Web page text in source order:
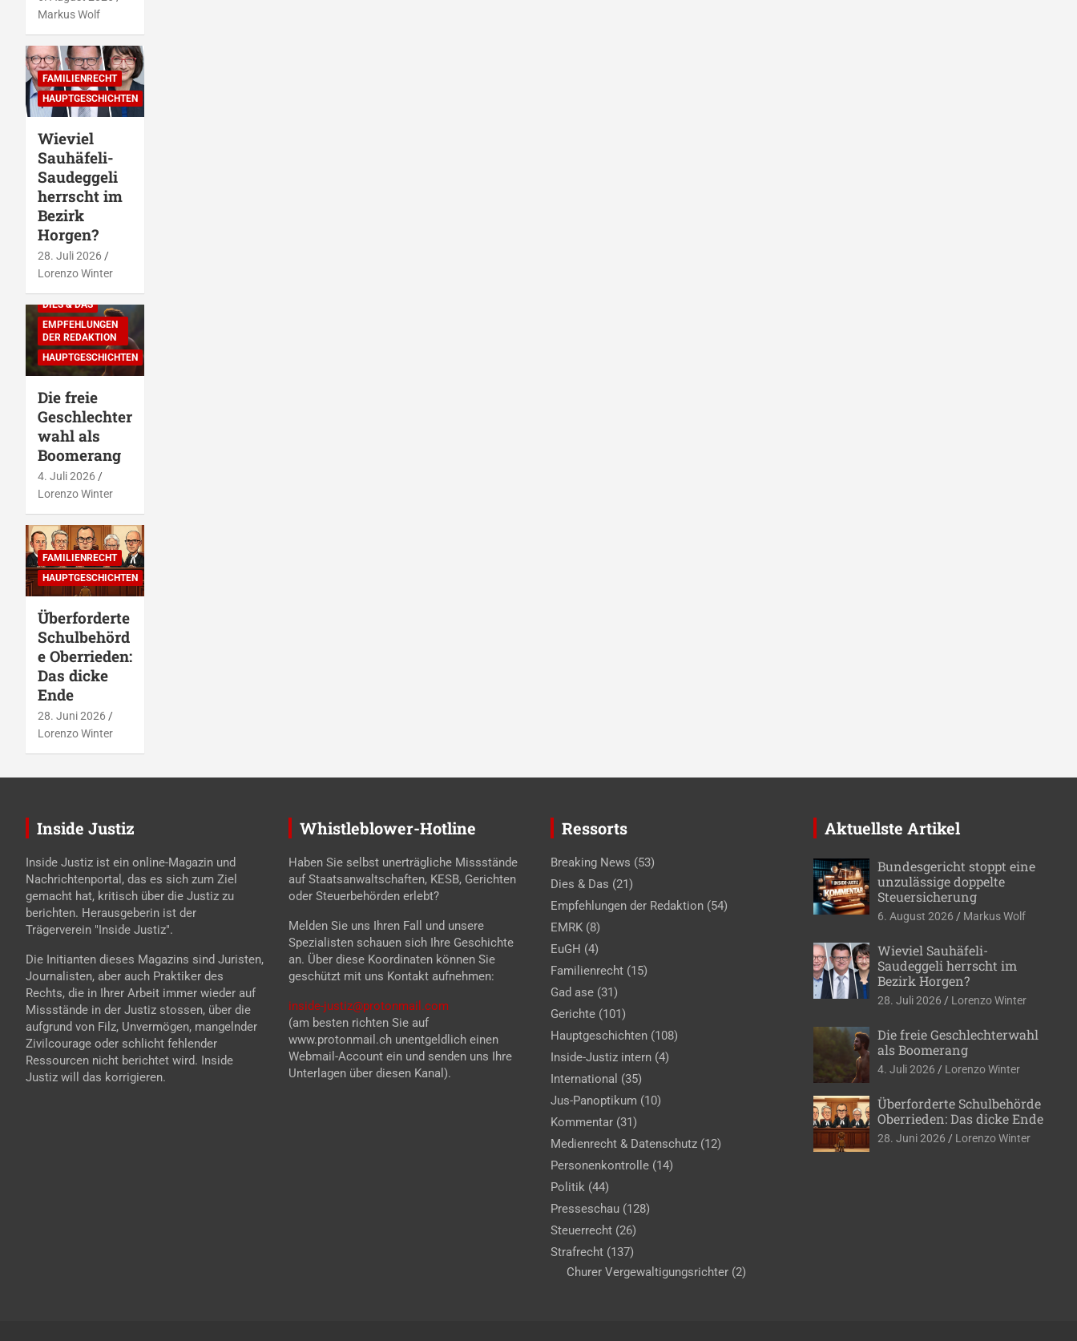
Markus Wolf
FAMILIENRECHT
HAUPTGESCHICHTEN
Wieviel
Sauhäfeli-
Saudeggeli
herrscht im
Bezirk
Horgen?
28. Juli 2026
Lorenzo Winter
DIES & DAS
EMPFEHLUNGEN
DER REDAKTION
HAUPTGESCHICHTEN
Die freie
Geschlechter
wahl als
Boomerang
4. Juli 2026
Lorenzo Winter
FAMILIENRECHT
HAUPTGESCHICHTEN
Überforderte
Schulbehörd
e Oberrieden:
Das dicke
Ende
28. Juni 2026
Lorenzo Winter
Inside Justiz
Inside Justiz ist ein online-Magazin und
Nachrichtenportal, das es sich zum Ziel
gemacht hat, kritisch über die Justiz zu
berichten. Herausgeberin ist der
Trägerverein "Inside Justiz".
Die Initianten dieses Magazins sind Juristen,
Journalisten, aber auch Praktiker des
Rechts, die in Ihrer Arbeit immer wieder auf
Missstände in der Justiz stossen, über die
aufgrund von Filz, Unvermögen, mangelnder
Zivilcourage oder schlicht fehlender
Ressourcen nicht berichtet wird. Inside
Justiz will das korrigieren.
Whistleblower-Hotline
Haben Sie selbst unerträgliche Missstände
auf Staatsanwaltschaften, KESB, Gerichten
oder Steuerbehörden erlebt?
Melden Sie uns Ihren Fall und unsere
Spezialisten schauen sich Ihre Geschichte
an. Über diese Koordinaten können Sie
geschützt mit uns Kontakt aufnehmen:
inside-justiz@protonmail.com
(am besten richten Sie auf
www.protonmail.ch unentgeldlich einen
Webmail-Account ein und senden uns Ihre
Unterlagen über diesen Kanal).
Ressorts
Breaking News (53)
Dies & Das (21)
Empfehlungen der Redaktion (54)
EMRK (8)
EuGH (4)
Familienrecht (15)
Gad ase (31)
Gerichte (101)
Hauptgeschichten (108)
Inside-Justiz intern (4)
International (35)
Jus-Panoptikum (10)
Kommentar (31)
Medienrecht & Datenschutz (12)
Personenkontrolle (14)
Politik (44)
Presseschau (128)
Steuerrecht (26)
Strafrecht (137)
Churer Vergewaltigungsrichter (2)
Aktuellste Artikel
Bundesgericht stoppt eine
unzulässige doppelte
Steuersicherung
6. August 2026 Markus Wolf
Wieviel Sauhäfeli-
Saudeggeli herrscht im
Bezirk Horgen?
28. Juli 2026 Lorenzo Winter
Die freie Geschlechterwahl
als Boomerang
4. Juli 2026 Lorenzo Winter
Überforderte Schulbehörde
Oberrieden: Das dicke Ende
28. Juni 2026 Lorenzo Winter